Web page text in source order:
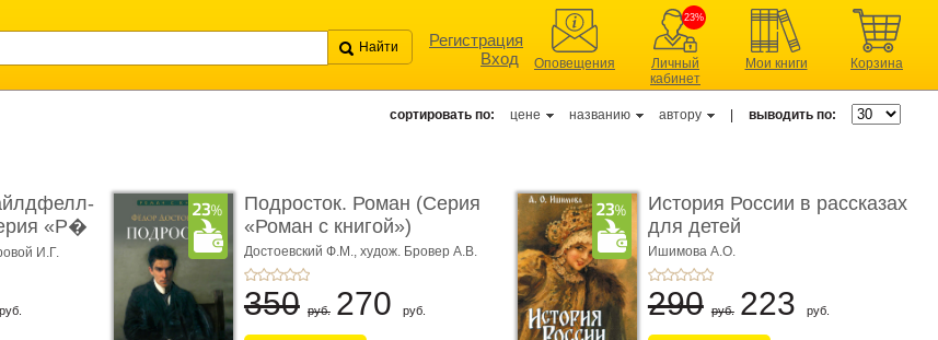
Регистрация
Вход
Оповещения
23%
Личный
кабинет
Мои книги Корзина
сортировать по: цене названию автору выводить по:
«Р�
И.Г.
руб.
Подросток. Роман (Серия
«Роман с книгой»)
Достоевский Ф.М., худож. Бровер А.В.
350 руб. 270 руб.
История России в рассказах
для детей
Ишимова А.О.
290 руб. 223 руб.